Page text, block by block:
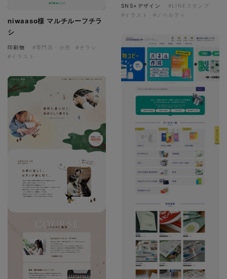
niwaaso様 マルチルーフチラ
シ
印刷物 #専門店・小売
#チラシ
#イラスト
SNS×デザイン
#LINEスタンプ
#イラスト
#ノベルティ